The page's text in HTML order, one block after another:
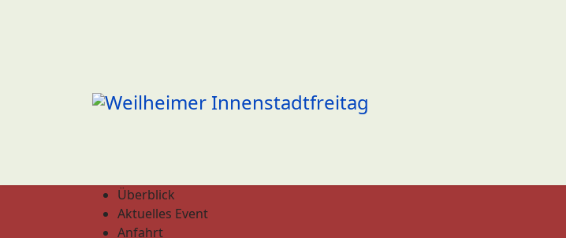
Überblick
Aktuelles Event
Anfahrt